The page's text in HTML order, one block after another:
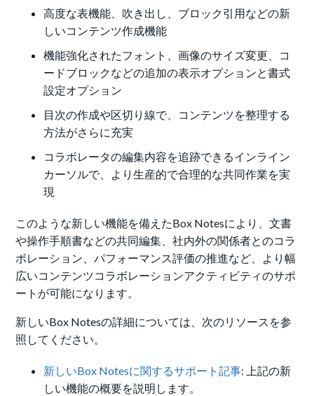
高度な表機能、吹き出し、ブロック引用などの新
しいコンテンツ作成機能
機能強化されたフォント、画像のサイズ変更、コ
ードブロックなどの追加の表示オプションと書式
設定オプション
目次の作成や区切り線で、コンテンツを整理する
方法がさらに充実
コラボレータの編集内容を追跡できるインライン
カーソルで、より生産的で合理的な共同作業を実
現
このような新しい機能を備えたBox Notesにより、文書
や操作手順書などの共同編集、社内外の関係者とのコラ
ボレーション、パフォーマンス評価の推進など、より幅
広いコンテンツコラボレーションアクティビティのサポ
ートが可能になります。
新しいBox Notesの詳細については、次のリソースを参
照してください。
新しいBox Notesに関するサポート記事: 上記の新
しい機能の概要を説明します。